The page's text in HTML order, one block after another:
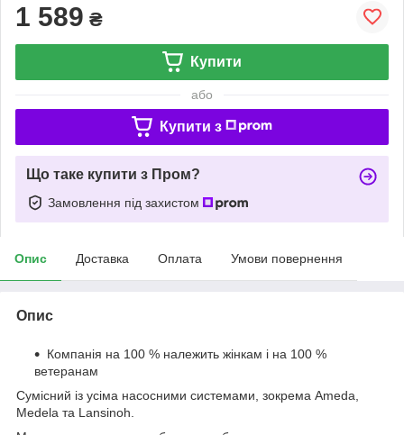
1 589 ₴
Купити
або
Купити з
Що таке купити з Пром?
Замовлення під захистом
Опис Доставка Оплата Умови повернення
Опис
Компанія на 100 % належить жінкам і на 100 %
ветеранам
Сумісний із усіма насосними системами, зокрема Ameda,
Medela та Lansinoh.